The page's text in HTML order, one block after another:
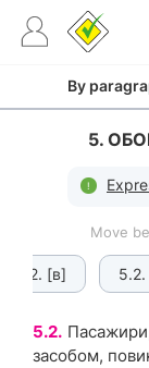
By
5.
Move
5.2. [в] 5.2.
5.2.
засобом,